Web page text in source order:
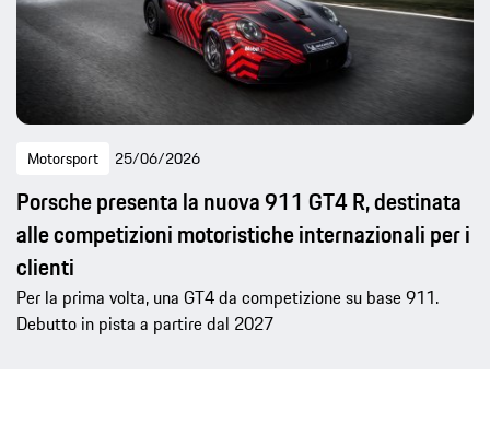
Motorsport 25/06/2026
Porsche presenta la nuova 911 GT4 R, destinata
alle competizioni motoristiche internazionali per i
clienti
Per la prima volta, una GT4 da competizione su base 911.
Debutto in pista a partire dal 2027